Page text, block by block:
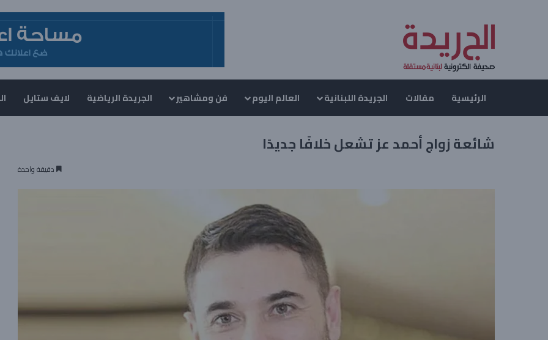
الرئيسية مقالات الجريدة اللبنانية العالم اليوم فن ومشاهير الجريدة الرياضية لايف ستايل
شائعة زواج أحمد عز تشعل خلافًا جديدًا
دقيقة واحدة